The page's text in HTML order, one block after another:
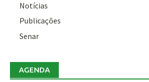
Notícias
Publicações
Senar
AGENDA